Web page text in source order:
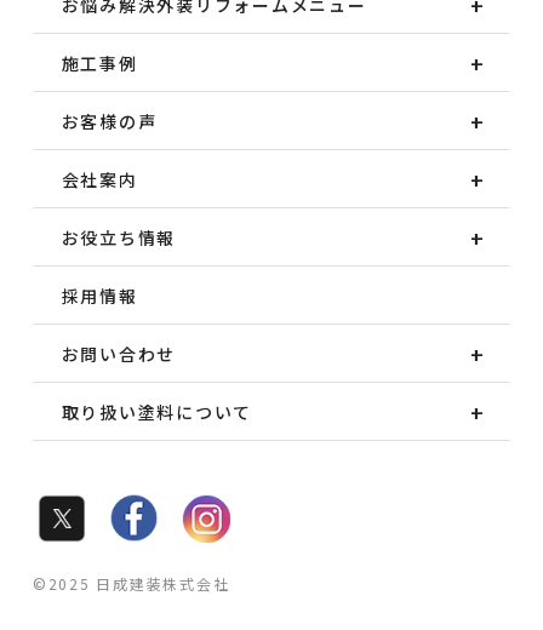
施工事例
お客様の声
会社案内
お役立ち情報
採用情報
お問い合わせ
取り扱い塗料について
©2025 日成建装株式会社